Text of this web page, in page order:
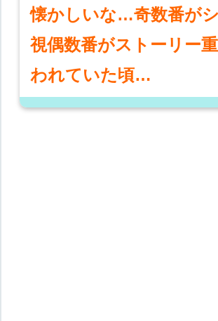
懐かしいな…奇数番が
視偶数番がストーリー
われていた頃…